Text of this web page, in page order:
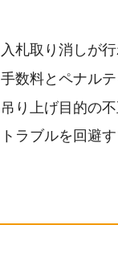
入札取り消しが
手数料とペナル
吊り上げ目的の
トラブルを回避